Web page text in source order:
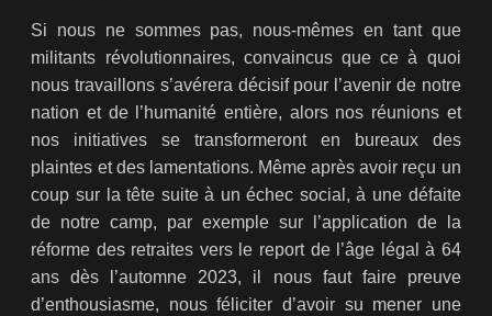
Si nous ne sommes pas, nous-mêmes en tant que
militants révolutionnaires, convaincus que ce à quoi
nous travaillons s’avérera décisif pour l’avenir de notre
nation et de l’humanité entière, alors nos réunions et
nos initiatives se transformeront en bureaux des
plaintes et des lamentations. Même après avoir reçu un
coup sur la tête suite à un échec social, à une défaite
de notre camp, par exemple sur l’application de la
réforme des retraites vers le report de l’âge légal à 64
ans dès l’automne 2023, il nous faut faire preuve
d’enthousiasme, nous féliciter d’avoir su mener une